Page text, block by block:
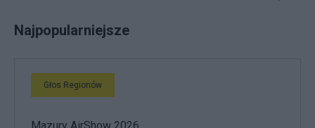
Najpopularniejsze
Głos Regionów